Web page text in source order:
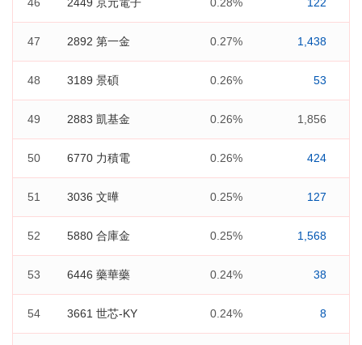
47 2892 第一金 0.27% 1,438
48 3189 景碩 0.26% 53
49 2883 凱基金 0.26% 1,856
50 6770 力積電 0.26% 424
51 3036 文曄 0.25% 127
52 5880 合庫金 0.25% 1,568
53 6446 藥華藥 0.24% 38
54 3661 世芯-KY 0.24% 8